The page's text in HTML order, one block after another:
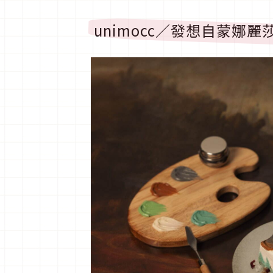
unimocc／發想自蒙娜麗